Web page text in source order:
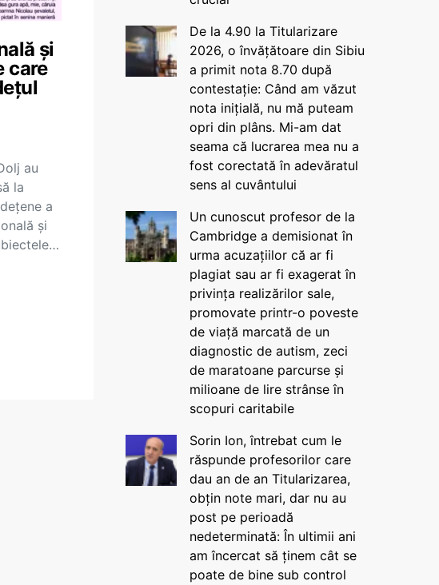
și
care
au
la
a
și
De la 4.90 la Titularizare
2026, o învățătoare din Sibiu
a primit nota 8.70 după
contestație: Când am văzut
nota inițială, nu mă puteam
opri din plâns. Mi-am dat
seama că lucrarea mea nu a
fost corectată în adevăratul
sens al cuvântului
Un cunoscut profesor de la
Cambridge a demisionat în
urma acuzațiilor că ar fi
plagiat sau ar fi exagerat în
privința realizărilor sale,
promovate printr-o poveste
de viață marcată de un
diagnostic de autism, zeci
de maratoane parcurse și
milioane de lire strânse în
scopuri caritabile
Sorin Ion, întrebat cum le
răspunde profesorilor care
dau an de an Titularizarea,
obțin note mari, dar nu au
post pe perioadă
nedeterminată: În ultimii ani
am încercat să ținem cât se
poate de bine sub control